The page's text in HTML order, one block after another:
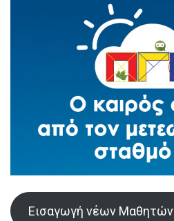
Εισαγωγή νέων Μαθητών